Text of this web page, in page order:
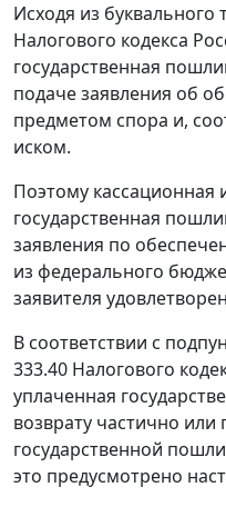
Исходя из буквального
Налогового кодекса
государственная
подаче заявления об
предметом спора и,
иском.
Поэтому кассационная
государственная
заявления по
из федерального
заявителя
В соответствии с
333.40 Налогового
уплаченная
возврату частично
государственной
это предусмотрено